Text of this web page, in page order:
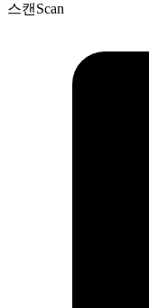
스캔Scan